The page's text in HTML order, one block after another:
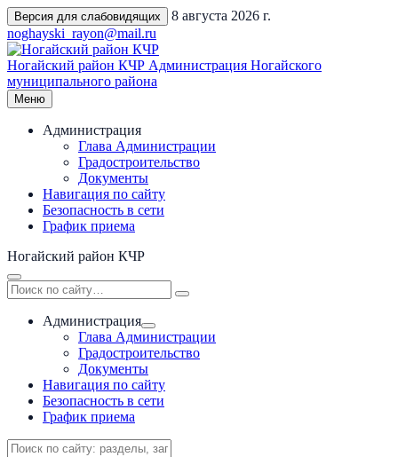
Перейти
к
содержимому
Версия для слабовидящих
8 августа 2026 г.
noghayski_rayon@mail.ru
Ногайский район КЧР Администрация Ногайского
муниципального района
Меню
Администрация
Глава Администрации
Градостроительство
Документы
Навигация по сайту
Безопасность в сети
График приема
Ногайский район КЧР
Администрация
Глава Администрации
Градостроительство
Документы
Навигация по сайту
Безопасность в сети
График приема